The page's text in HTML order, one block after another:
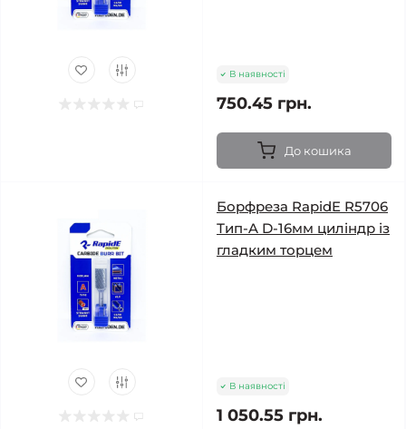
В наявності
750.45 грн.
До кошика
Борфреза RapidE R5706
Тип-A D-16мм циліндр із
гладким торцем
В наявності
1 050.55 грн.